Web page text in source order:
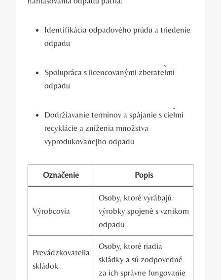
Identifikácia odpadového prúdu a triedenie
odpadu
Spolupráca s licencovanými zberateľmi
odpadu
Dodržiavanie termínov a spájanie s cieľmi
recyklácie a zníženia množstva
vyprodukovanejho odpadu
Označenie Popis
Výrobcovia
Osoby, ktoré vyrábajú
výrobky spojené s vznikom
odpadu
Prevádzkovatelia
skládok
Osoby, ktoré riadia
skládky a sú zodpovedné
za ich správne fungovanie